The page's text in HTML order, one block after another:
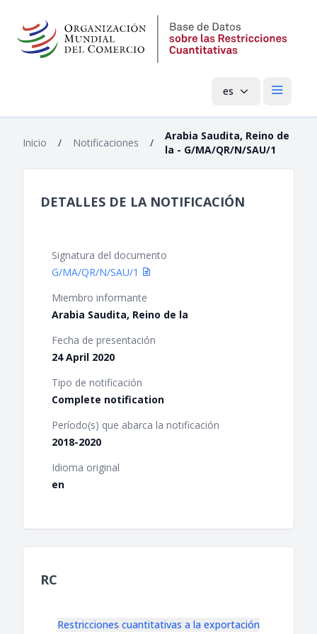
es Menú
Inicio / Notificaciones /
Arabia Saudita, Reino de
la - G/MA/QR/N/SAU/1
DETALLES DE LA NOTIFICACIÓN
Signatura del documento
G/MA/QR/N/SAU/1
Miembro informante
Arabia Saudita, Reino de la
Fecha de presentación
24 April 2020
Tipo de notificación
Complete notification
Período(s) que abarca la notificación
2018-2020
Idioma original
en
RC
Restricciones cuantitativas a la exportación